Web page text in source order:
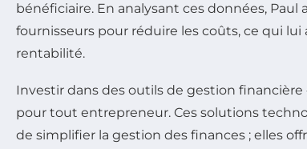
bénéficiaire. En analysant ces données, Paul
fournisseurs pour réduire les coûts, ce qui
rentabilité.
Investir dans des outils de gestion
pour tout entrepreneur. Ces solutions
de simplifier la gestion des finances ; elles